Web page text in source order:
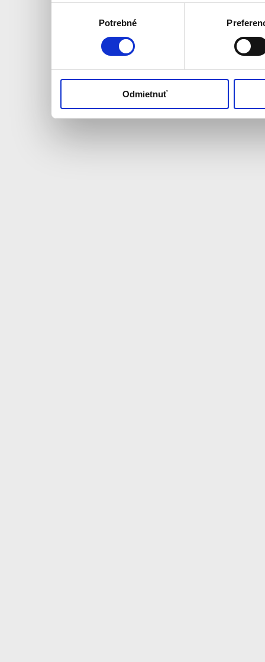
ktoré ste im poskytli
používali ich služby.
Potrebné
Odmietnuť